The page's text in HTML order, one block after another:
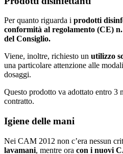
Per quanto riguarda i prodotti
conformità al regolamento (CE)
del Consiglio.
Viene, inoltre, richiesto un utilizzo
una particolare attenzione alle
dosaggi.
Questo prodotto va adottato entro 3
contratto.
Igiene delle mani
Nei CAM 2012 non c’era nessun
lavamani, mentre ora con i nuovi